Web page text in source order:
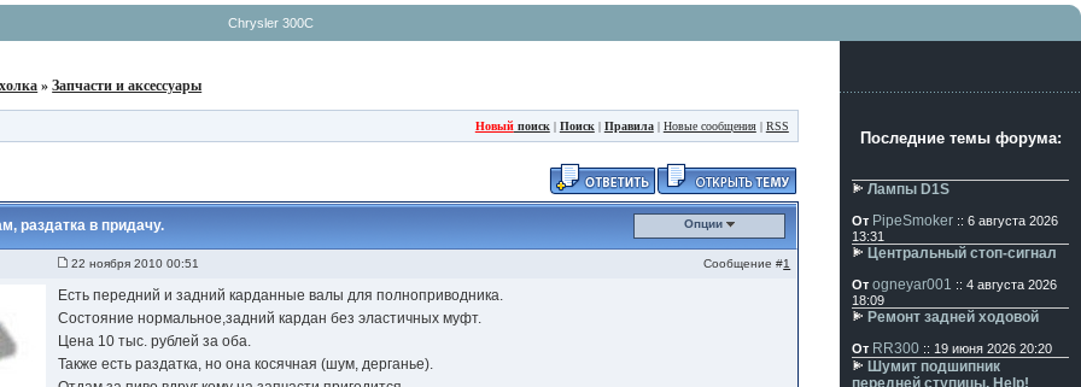
Chrysler 300C
»Запчасти и аксессуары
Новыйпоиск| Поиск| Правила| Новые сообщения| RSS
раздатка в придачу. Опции
22 ноября 2010 00:51 Сообщение #1
Есть передний и задний карданные валы для полноприводника.
Состояние нормальное,задний кардан без эластичных муфт.
Цена 10 тыс. рублей за оба.
Также есть раздатка, но она косячная (шум, дерганье).
Последние темы форума:
Лампы D1S
От PipeSmoker :: 6 августа 2026
13:31
Центральный стоп-сигнал
От ogneyar001 :: 4 августа 2026
18:09
Ремонт задней ходовой
От RR300 :: 19 июня 2026 20:20
Шумит подшипник
передней ступицы. Help!